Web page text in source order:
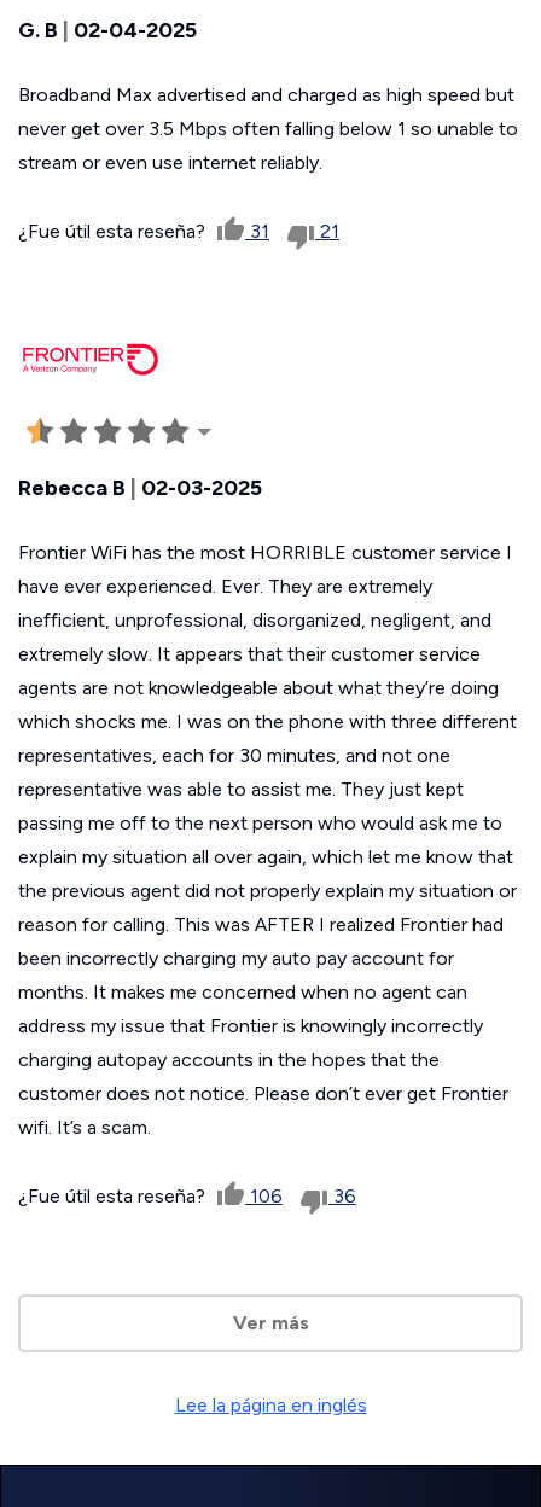
G. B 02-04-2025
Broadband Max advertised and charged as high speed but
never get over 3.5 Mbps often falling below 1 so unable to
stream or even use internet reliably.
¿Fue útil esta reseña? 31 21
Rebecca B | 02-03-2025
Frontier WiFi has the most HORRIBLE customer service I
have ever experienced. Ever. They are extremely
inefficient, unprofessional, disorganized, negligent, and
extremely slow. It appears that their customer service
agents are not knowledgeable about what they’re doing
which shocks me. I was on the phone with three different
representatives, each for 30 minutes, and not one
representative was able to assist me. They just kept
passing me off to the next person who would ask me to
explain my situation all over again, which let me know that
the previous agent did not properly explain my situation or
reason for calling. This was AFTER I realized Frontier had
been incorrectly charging my auto pay account for
months. It makes me concerned when no agent can
address my issue that Frontier is knowingly incorrectly
charging autopay accounts in the hopes that the
customer does not notice. Please don’t ever get Frontier
wifi. It’s a scam.
¿Fue útil esta reseña? 106 36
Ver más
Lee la página en inglés